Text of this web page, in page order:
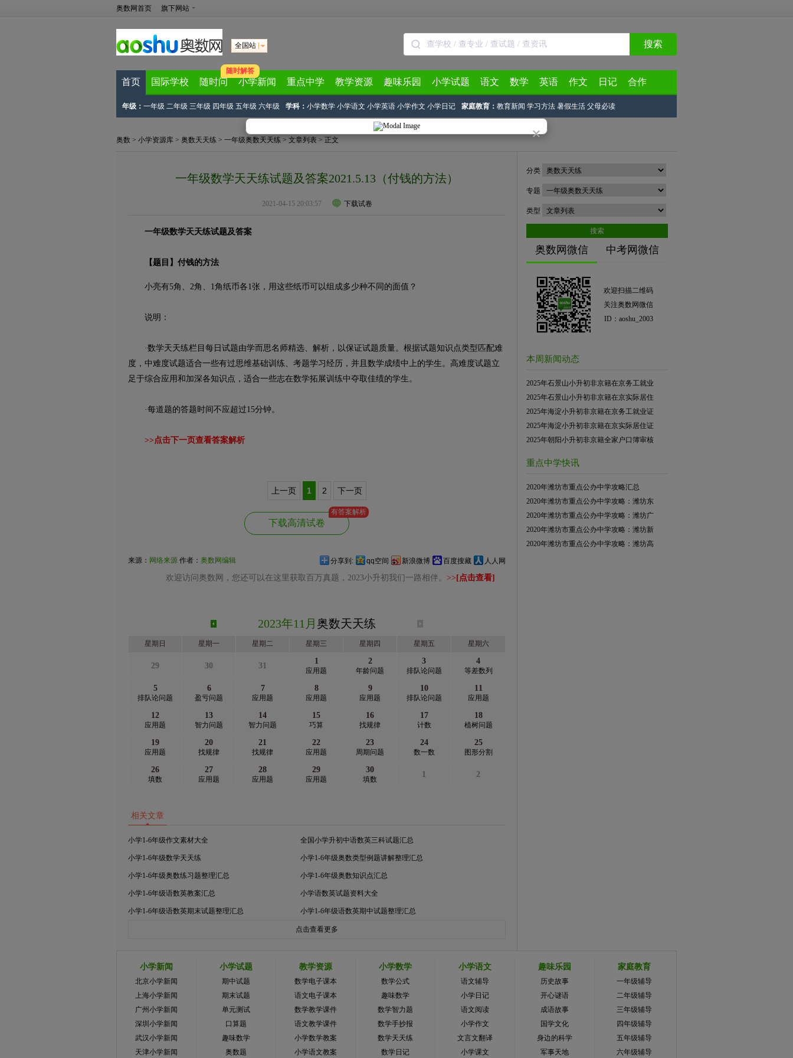
×
奥数网首页 旗下网站
全国站 搜索
首页 国际学校 随时问
随时解答
小学新闻 重点中学 教学资源 趣味乐园 小学试题 语文 数学 英语 作文 日记 合作
年级： 一年级 二年级 三年级 四年级 五年级 六年级 学科： 小学数学 小学语文 小学英语 小学作文 小学日记 家庭教育： 教育新闻 学习方法 暑假生活 父母必读
奥数 > 小学资源库 > 奥数天天练 > 一年级奥数天天练 > 文章列表 > 正文
一年级数学天天练试题及答案2021.5.13（付钱的方法）
2021-04-15 20:03:57 下载试卷
一年级数学天天练试题及答案
【题目】付钱的方法
小亮有5角、2角、1角纸币各1张，用这些纸币可以组成多少种不同的面值？
说明：
·数学天天练栏目每日试题由学而思名师精选、解析，以保证试题质量。根据试题知识点类型匹配难
度，中难度试题适合一些有过思维基础训练、考题学习经历，并且数学成绩中上的学生。高难度试题立
足于综合应用和加深各知识点，适合一些志在数学拓展训练中夺取佳绩的学生。
·每道题的答题时间不应超过15分钟。
>>点击下一页查看答案解析
上一页 1 2 下一页
下载高清试卷
有答案解析
来源： 网络来源 作者： 奥数网编辑 分享到: qq空间 新浪微博 百度搜藏 人人网
欢迎访问奥数网，您还可以在这里获取百万真题，2023小升初我们一路相伴。 >> [点击查看]
2023年11月 奥数天天练
星期日 星期一 星期二 星期三 星期四 星期五 星期六
29 30 31
1
应用题
2
年龄问题
3
排队论问题
4
等差数列
5
排队论问题
6
盈亏问题
7
应用题
8
应用题
9
应用题
10
排队论问题
11
应用题
12
应用题
13
智力问题
14
智力问题
15
巧算
16
找规律
17
计数
18
植树问题
19
应用题
20
找规律
21
找规律
22
应用题
23
周期问题
24
数一数
25
图形分割
26
填数
27
应用题
28
应用题
29
应用题
30
填数
1 2
相关文章
小学1-6年级作文素材大全 全国小学升初中语数英三科试题汇总
小学1-6年级数学天天练 小学1-6年级奥数类型例题讲解整理汇总
小学1-6年级奥数练习题整理汇总 小学1-6年级奥数知识点汇总
小学1-6年级语数英教案汇总 小学语数英试题资料大全
小学1-6年级语数英期末试题整理汇总 小学1-6年级语数英期中试题整理汇总
点击查看更多
分类
专题
类型
搜索
奥数网微信 中考网微信
欢迎扫描二维码
关注奥数网微信
ID：aoshu_2003
本周新闻动态
2025年石景山小升初非京籍在京务工就业
2025年石景山小升初非京籍在京实际居住
2025年海淀小升初非京籍在京务工就业证
2025年海淀小升初非京籍在京实际居住证
2025年朝阳小升初非京籍全家户口簿审核
重点中学快讯
2020年潍坊市重点公办中学攻略汇总
2020年潍坊市重点公办中学攻略：潍坊东
2020年潍坊市重点公办中学攻略：潍坊广
2020年潍坊市重点公办中学攻略：潍坊新
2020年潍坊市重点公办中学攻略：潍坊高
小学新闻
北京小学新闻
上海小学新闻
广州小学新闻
深圳小学新闻
武汉小学新闻
天津小学新闻
小学试题
期中试题
期末试题
单元测试
口算题
趣味数学
奥数题
教学资源
数学电子课本
语文电子课本
数学教学课件
语文教学课件
小学数学教案
小学语文教案
小学数学
数学公式
趣味数学
数学智力题
数学手抄报
数学天天练
数学日记
小学语文
语文辅导
小学日记
语文阅读
小学作文
文言文翻译
小学课文
趣味乐园
历史故事
开心谜语
成语故事
国学文化
身边的科学
军事天地
家庭教育
一年级辅导
二年级辅导
三年级辅导
四年级辅导
五年级辅导
六年级辅导